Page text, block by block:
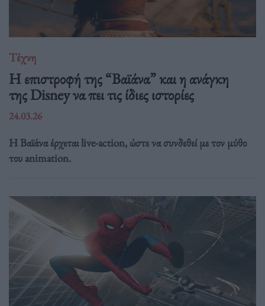
Τέχνη
Η επιστροφή της “Βαϊάνα” και η ανάγκη
της Disney να πει τις ίδιες ιστορίες
24.03.26
Η Βαϊάνα έρχεται live-action, ώστε να συνδεθεί με τον μύθο
του animation.